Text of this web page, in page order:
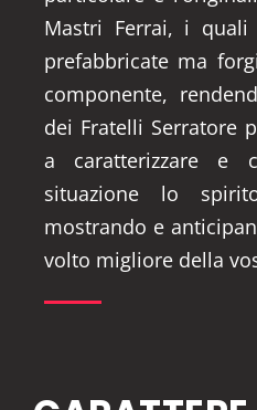
Mastri Ferrai, i
prefabbricate ma
componente,
dei Fratelli Serratore
a caratterizzare e
situazione lo
mostrando e
volto migliore della